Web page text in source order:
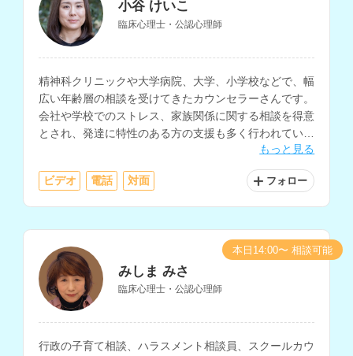
小谷 けいこ
臨床心理士・公認心理師
精神科クリニックや大学病院、大学、小学校などで、幅
広い年齢層の相談を受けてきたカウンセラーさんです。
会社や学校でのストレス、家族関係に関する相談を得意
とされ、発達に特性のある方の支援も多く行われていま
もっと見る
ビデオ 電話 対面 フォロー
みしま みさ
臨床心理士・公認心理師
行政の子育て相談、ハラスメント相談員、スクールカウ
本日14:00〜 相談可能